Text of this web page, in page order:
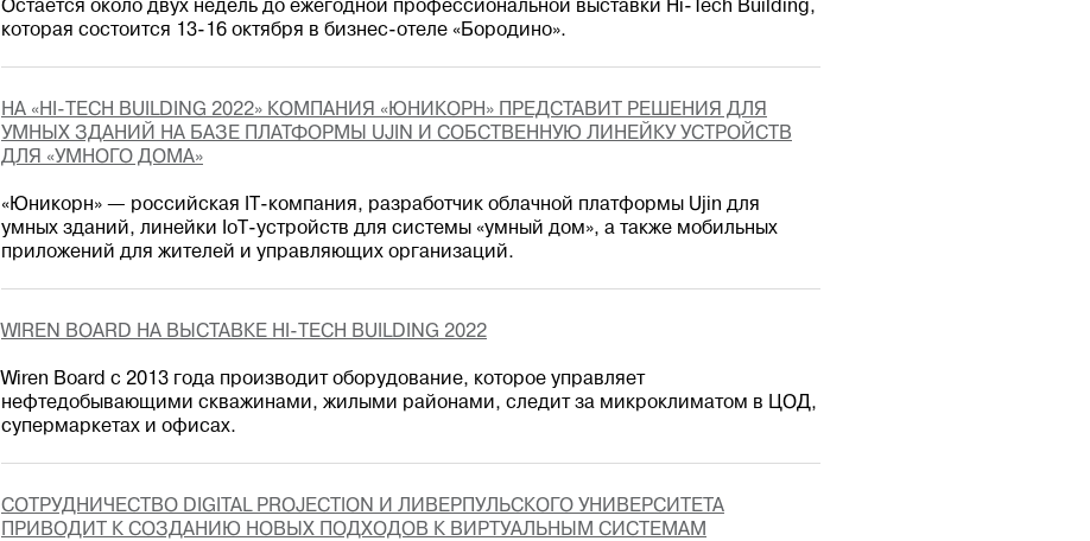
Остается около двух недель до ежегодной профессиональной выставки Hi-Tech Building,
которая состоится 13-16 октября в бизнес-отеле «Бородино».
НА «HI-TECH BUILDING 2022» КОМПАНИЯ «ЮНИКОРН» ПРЕДСТАВИТ РЕШЕНИЯ ДЛЯ
УМНЫХ ЗДАНИЙ НА БАЗЕ ПЛАТФОРМЫ UJIN И СОБСТВЕННУЮ ЛИНЕЙКУ УСТРОЙСТВ
ДЛЯ «УМНОГО ДОМА»
«Юникорн» — российская IT-компания, разработчик облачной платформы Ujin для
умных зданий, линейки IoT-устройств для системы «умный дом», а также мобильных
приложений для жителей и управляющих организаций.
WIREN BOARD НА ВЫСТАВКЕ HI-TECH BUILDING 2022
Wiren Board c 2013 года производит оборудование, которое управляет
нефтедобывающими скважинами, жилыми районами, следит за микроклиматом в ЦОД,
супермаркетах и офисах.
СОТРУДНИЧЕСТВО DIGITAL PROJECTION И ЛИВЕРПУЛЬСКОГО УНИВЕРСИТЕТА
ПРИВОДИТ К СОЗДАНИЮ НОВЫХ ПОДХОДОВ К ВИРТУАЛЬНЫМ СИСТЕМАМ